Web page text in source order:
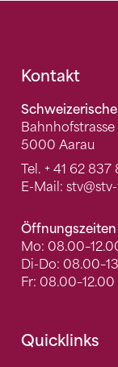
Kontakt
Bahnhofstrasse
5000 Aarau
Tel. + 41 62 837
E-Mail: stv
Mo:
Di-Do:
Fr:
Quicklinks